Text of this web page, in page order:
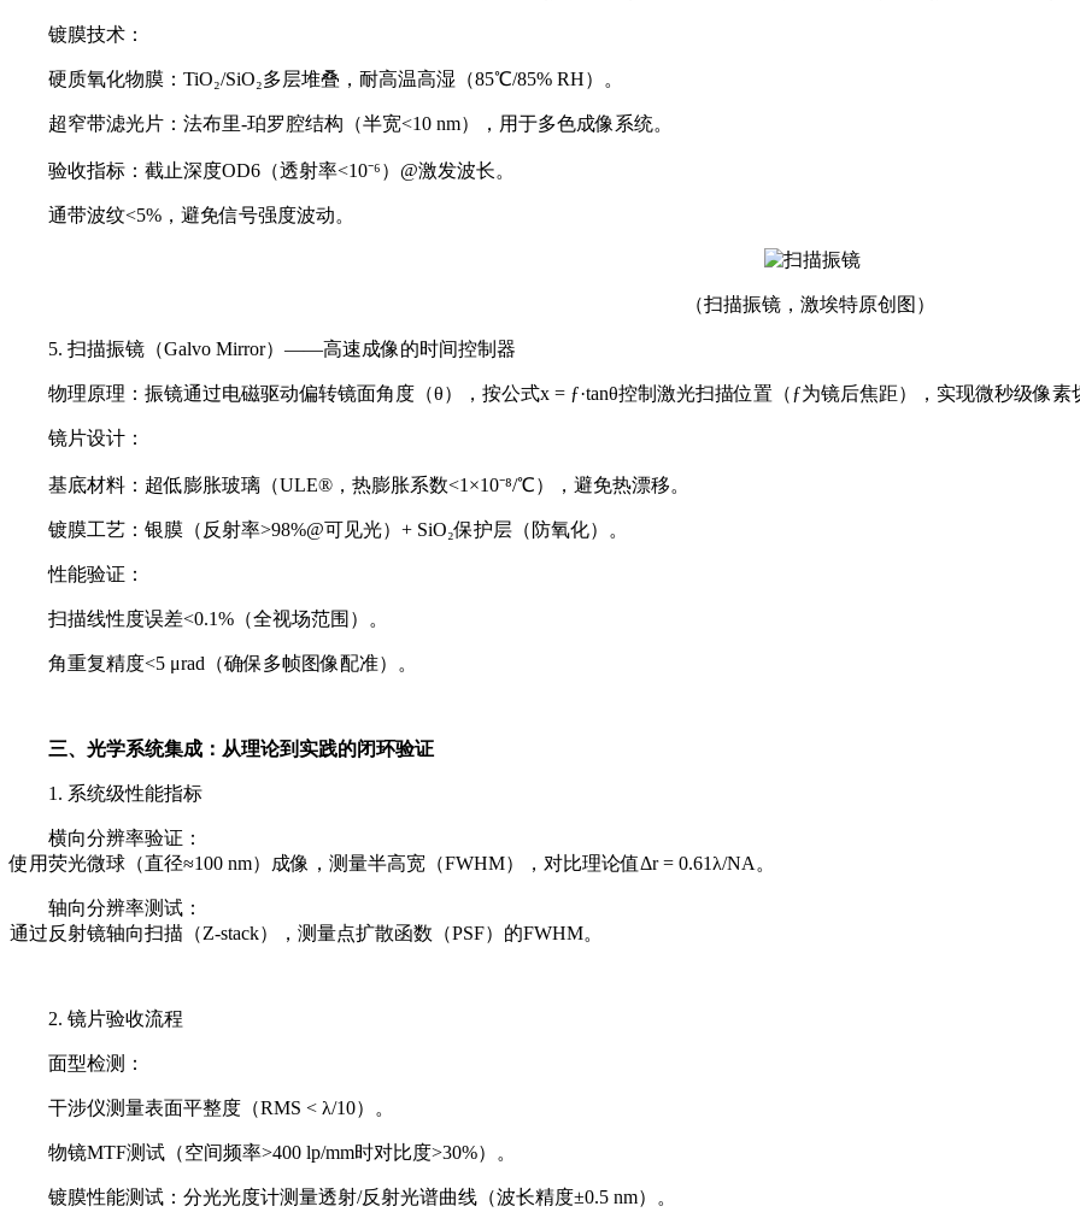
镀膜技术：
硬质氧化物膜：TiO₂/SiO₂多层堆叠，耐高温高湿（85℃/85% RH）。
超窄带滤光片：法布里-珀罗腔结构（半宽<10 nm），用于多色成像系统。
验收指标：截止深度OD6（透射率<10⁻⁶）@激发波长。
通带波纹<5%，避免信号强度波动。
（扫描振镜，激埃特原创图）
5. 扫描振镜（Galvo Mirror）——高速成像的时间控制器
物理原理：振镜通过电磁驱动偏转镜面角度（θ），按公式x = ƒ·tanθ控制激光扫描位置（ƒ为镜后焦距），实现微秒级像素
镜片设计：
基底材料：超低膨胀玻璃（ULE®，热膨胀系数<1×10⁻⁸/℃），避免热漂移。
镀膜工艺：银膜（反射率>98%@可见光）+ SiO₂保护层（防氧化）。
性能验证：
扫描线性度误差<0.1%（全视场范围）。
角重复精度<5 μrad（确保多帧图像配准）。
三、光学系统集成：从理论到实践的闭环验证
1. 系统级性能指标
横向分辨率验证：
使用荧光微球（直径≈100 nm）成像，测量半高宽（FWHM），对比理论值Δr = 0.61λ/NA。
轴向分辨率测试：
通过反射镜轴向扫描（Z-stack），测量点扩散函数（PSF）的FWHM。
2. 镜片验收流程
面型检测：
干涉仪测量表面平整度（RMS < λ/10）。
物镜MTF测试（空间频率>400 lp/mm时对比度>30%）。
镀膜性能测试：分光光度计测量透射/反射光谱曲线（波长精度±0.5 nm）。